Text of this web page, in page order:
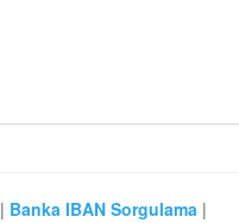
| Banka IBAN Sorgulama |